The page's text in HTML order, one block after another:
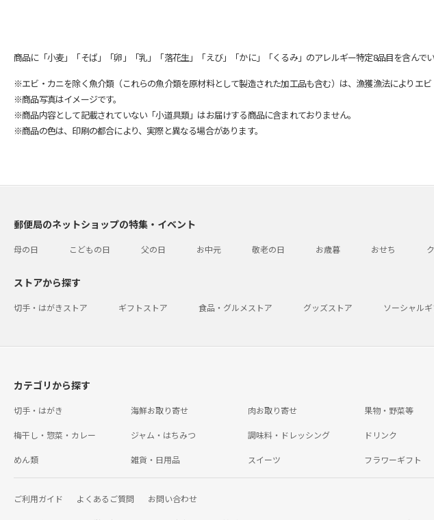
商品に「小麦」「そば」「卵」「乳」「落花生」「えび」「かに」「くるみ」のアレルギー特定8品目を含んで
※エビ・カニを除く魚介類（これらの魚介類を原材料として製造された加工品も含む）は、漁獲漁法によりエ
※商品写真はイメージです。
※商品内容として記載されていない「小道具類」はお届けする商品に含まれておりません。
※商品の色は、印刷の都合により、実際と異なる場合があります。
郵便局のネットショップの特集・イベント
母の日 こどもの日 父の日 お中元 敬老の日 お歳暮 おせち
ストアから探す
切手・はがきストア ギフトストア 食品・グルメストア グッズストア ソーシャル
カテゴリから探す
切手・はがき 海鮮お取り寄せ 肉お取り寄せ 果物・野菜等
梅干し・惣菜・カレー ジャム・はちみつ 調味料・ドレッシング ドリンク
めん類 雑貨・日用品 スイーツ フラワーギフト
ご利用ガイド よくあるご質問 お問い合わせ